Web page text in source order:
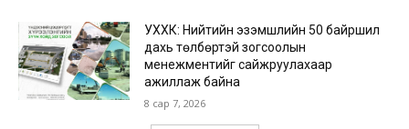
УХХК: Нийтийн эзэмшлийн 50 байршил
дахь төлбөртэй зогсоолын
менежментийг сайжруулахаар
ажиллаж байна
8 сар 7, 2026